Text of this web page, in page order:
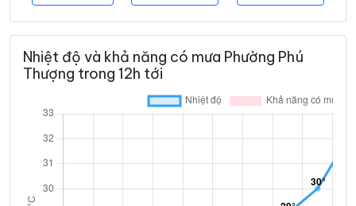
Nhiệt độ và khả năng có mưa Phường Phú
Thượng trong 12h tới